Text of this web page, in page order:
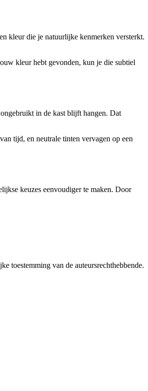
kleur die je natuurlijke kenmerken versterkt.
kleur hebt gevonden, kun je die subtiel
in de kast blijft hangen. Dat
tijd, en neutrale tinten vervagen op een
keuzes eenvoudiger te maken. Door
toestemming van de auteursrechthebbende.